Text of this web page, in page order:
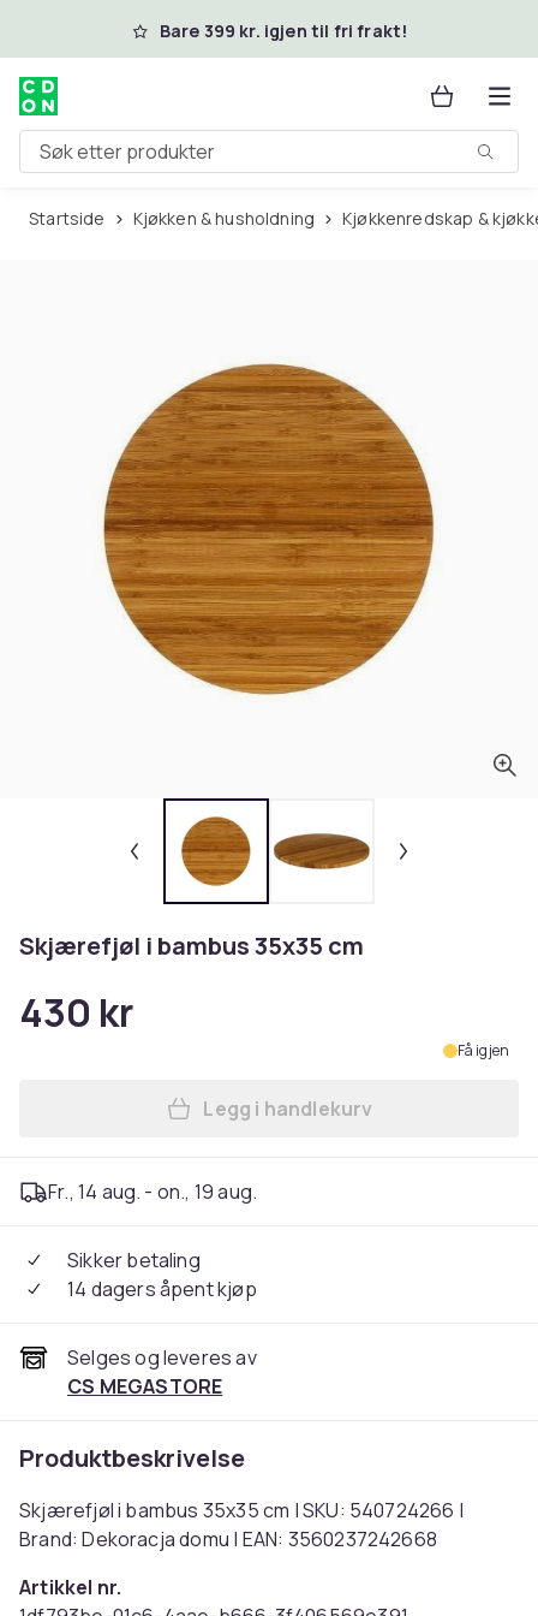
Hopp til hovedinnholdBare 399 kr. igjen til fri frakt!
Søk etter produkter
Startside Kjøkken & husholdning Kjøkkenredskap &
Skjærefjøl i bambus 35x35 cm
430 kr
Få igjen
Legg Skjærefjøl i bambus
Legg i handlekurv
Fr., 14 aug. - on., 19 aug.
Sikker betaling
14 dagers åpent kjøp
Selges og leveres av
CS MEGASTORE
Produktbeskrivelse
Skjærefjøl i bambus 35x35 cm | SKU: 540724266 |
Brand: Dekoracja domu | EAN: 3560237242668
Artikkel nr.